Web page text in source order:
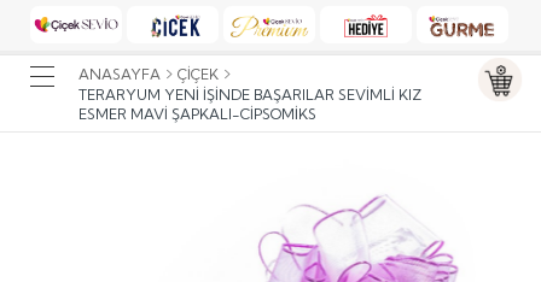
ANASAYFA
ÇIÇEK
TERARYUM YENI İŞINDE BAŞARILAR SEVIMLI KIZ
ESMER MAVI ŞAPKALI-CIPSOMIKS